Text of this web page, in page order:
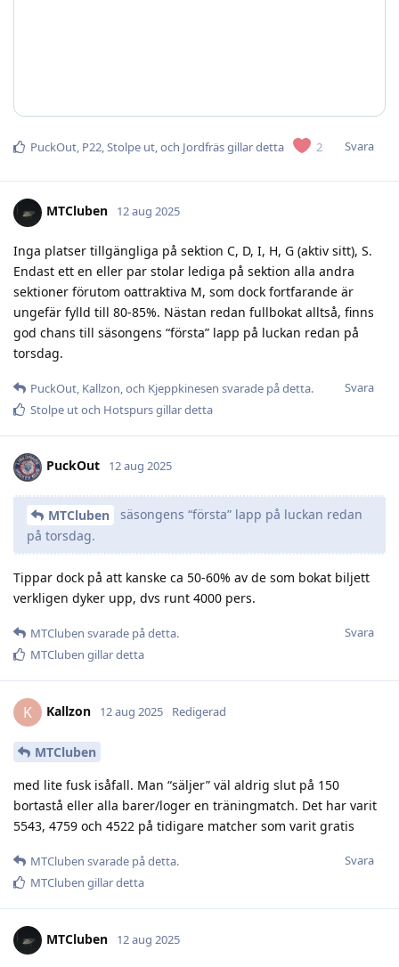
2 Svara
PuckOut, P22,Stolpe ut, och Jordfräsgillar detta
MTCluben 12 aug 2025
Inga platser tillgängliga på sektion C, D, I, H, G (aktiv sitt), S.
Endast ett en eller par stolar lediga på sektion alla andra
sektioner förutom oattraktiva M, som dock fortfarande är
ungefär fylld till 80-85%. Nästan redan fullbokat alltså, finns
god chans till säsongens “första” lapp på luckan redan på
torsdag.
Svara
PuckOut Kallzon , och Kjeppkinesen svarade på detta.
Stolpe utoch Hotspursgillar detta
PuckOut 12 aug 2025
MTCluben
säsongens “första” lapp på luckan redan
på torsdag.
Tippar dock på att kanske ca 50-60% av de som bokat biljett
verkligen dyker upp, dvs runt 4000 pers.
Svara
MTCluben svarade på detta.
MTCluben gillar detta
K Kallzon 12 aug 2025 Redigerad
MTCluben
med lite fusk isåfall. Man “säljer” väl aldrig slut på 150
bortastå eller alla barer/loger en träningmatch. Det har varit
5543, 4759 och 4522 på tidigare matcher som varit gratis
Svara
MTCluben svarade på detta.
MTCluben gillar detta
MTCluben 12 aug 2025